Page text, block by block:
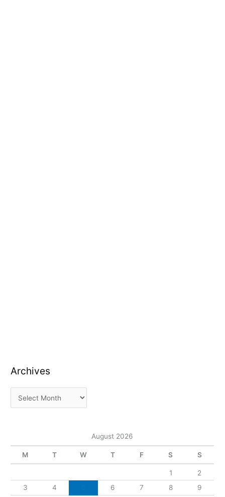
Archives
August 2026
M T W T F S S
1
2
3
4 6 7 8
9